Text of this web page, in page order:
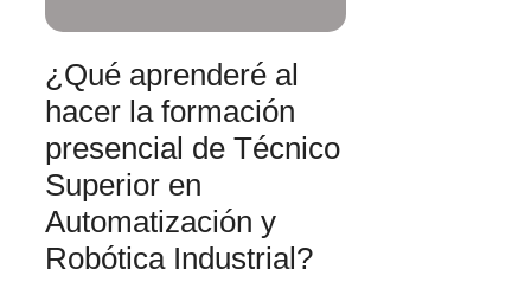
¿Qué aprenderé al
hacer la formación
presencial de Técnico
Superior en
Automatización y
Robótica Industrial?